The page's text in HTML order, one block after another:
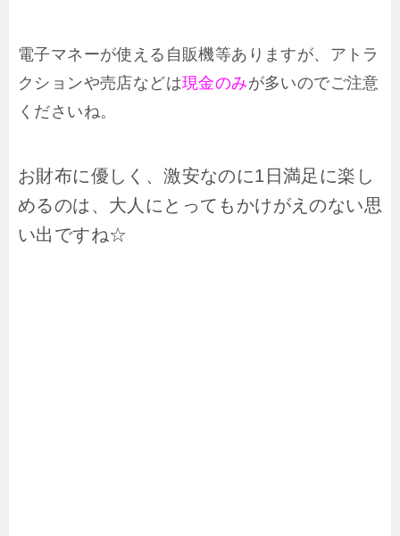
電子マネーが使える自販機等ありますが、アトラ
クションや売店などは現金のみが多いのでご注意
くださいね。
お財布に優しく、激安なのに1日満足に楽し
めるのは、大人にとってもかけがえのない思
い出ですね☆